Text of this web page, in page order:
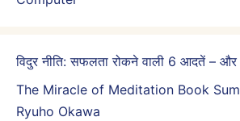
विदुर नीति: सफलता रोकने वाली 6 आदतें –
The Miracle of Meditation Book
Ryuho Okawa